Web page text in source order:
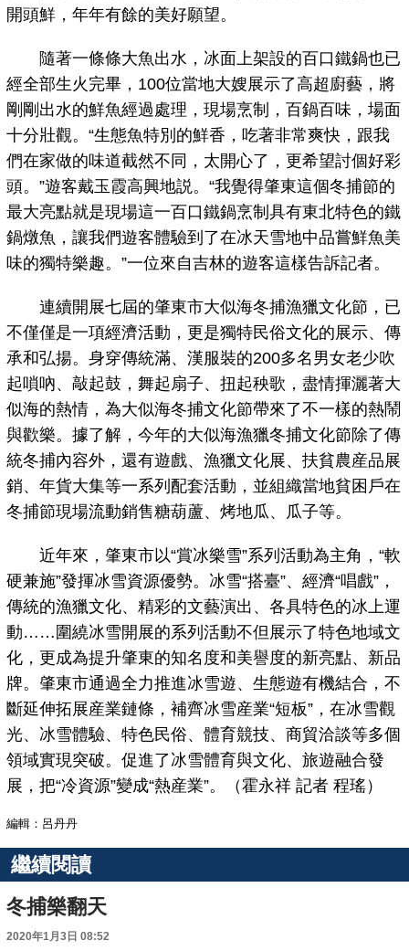
開頭鮮，年年有餘的美好願望。
隨著一條條大魚出水，冰面上架設的百口鐵鍋也已
經全部生火完畢，100位當地大嫂展示了高超廚藝，將
剛剛出水的鮮魚經過處理，現場烹制，百鍋百味，場面
十分壯觀。“生態魚特別的鮮香，吃著非常爽快，跟我
們在家做的味道截然不同，太開心了，更希望討個好彩
頭。”遊客戴玉霞高興地説。“我覺得肇東這個冬捕節的
最大亮點就是現場這一百口鐵鍋烹制具有東北特色的鐵
鍋燉魚，讓我們遊客體驗到了在冰天雪地中品嘗鮮魚美
味的獨特樂趣。”一位來自吉林的遊客這樣告訴記者。
連續開展七屆的肇東市大似海冬捕漁獵文化節，已
不僅僅是一項經濟活動，更是獨特民俗文化的展示、傳
承和弘揚。身穿傳統滿、漢服裝的200多名男女老少吹
起嗩吶、敲起鼓，舞起扇子、扭起秧歌，盡情揮灑著大
似海的熱情，為大似海冬捕文化節帶來了不一樣的熱鬧
與歡樂。據了解，今年的大似海漁獵冬捕文化節除了傳
統冬捕內容外，還有遊戲、漁獵文化展、扶貧農産品展
銷、年貨大集等一系列配套活動，並組織當地貧困戶在
冬捕節現場流動銷售糖葫蘆、烤地瓜、瓜子等。
近年來，肇東市以“賞冰樂雪”系列活動為主角，“軟
硬兼施”發揮冰雪資源優勢。冰雪“搭臺”、經濟“唱戲”，
傳統的漁獵文化、精彩的文藝演出、各具特色的冰上運
動……圍繞冰雪開展的系列活動不但展示了特色地域文
化，更成為提升肇東的知名度和美譽度的新亮點、新品
牌。肇東市通過全力推進冰雪遊、生態遊有機結合，不
斷延伸拓展産業鏈條，補齊冰雪産業“短板”，在冰雪觀
光、冰雪體驗、特色民俗、體育競技、商貿洽談等多個
領域實現突破。促進了冰雪體育與文化、旅遊融合發
展，把“冷資源”變成“熱産業”。（霍永祥 記者 程瑤）
編輯：呂丹丹
繼續閱讀
冬捕樂翻天
2020年1月3日 08:52